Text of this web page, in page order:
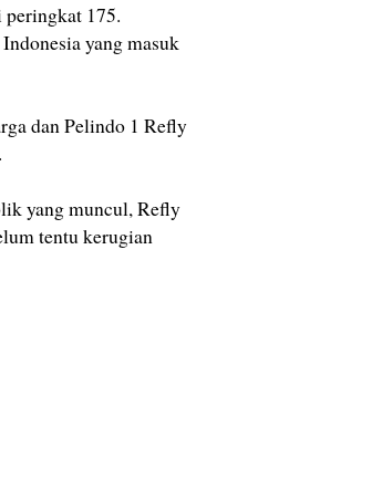
peringkat 175.
yang masuk
dan Pelindo 1 Refly
yang muncul, Refly
tentu kerugian